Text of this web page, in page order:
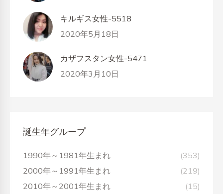
キルギス女性-5518
2020年5月18日
カザフスタン女性-5471
2020年3月10日
誕生年グループ
1990年～1981年生まれ
(353)
2000年～1991年生まれ
(219)
2010年～2001年生まれ
(15)